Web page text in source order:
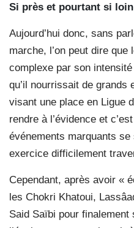
Si près et pourtant si
Aujourd’hui donc, sans
marche, l’on peut dire
complexe par son
qu’il nourrissait de grands
visant une place en Ligue
rendre à l’évidence et
événements marquants
exercice difficilement
Cependant, après avoir «
les Chokri Khatoui,
Said Saïbi pour finalement